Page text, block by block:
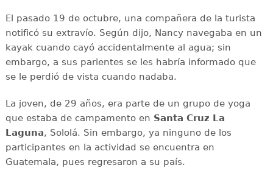
El pasado 19 de octubre, una compañera de la turista
notificó su extravío. Según dijo, Nancy navegaba en un
kayak cuando cayó accidentalmente al agua; sin
embargo, a sus parientes se les habría informado que
se le perdió de vista cuando nadaba.
La joven, de 29 años, era parte de un grupo de yoga
que estaba de campamento en Santa Cruz La
Laguna, Sololá. Sin embargo, ya ninguno de los
participantes en la actividad se encuentra en
Guatemala, pues regresaron a su país.